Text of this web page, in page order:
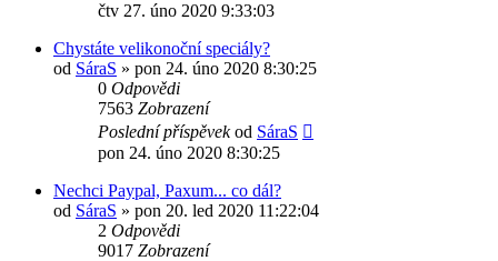
čtv 27. úno 2020 9:33:03
Chystáte velikonoční speciály?
od SáraS » pon 24. úno 2020 8:30:25
0 Odpovědi
7563 Zobrazení
Poslední příspěvekod SáraS
pon 24. úno 2020 8:30:25
Nechci Paypal, Paxum... co dál?
od SáraS » pon 20. led 2020 11:22:04
2 Odpovědi
9017 Zobrazení